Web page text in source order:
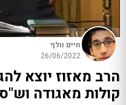
חיים וולף
26/06/2022
הרב מאזוז יוצא
קולות מאגודה